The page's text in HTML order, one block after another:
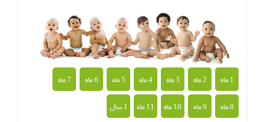
1 ماه 2 ماه 3 ماه 4 ماه 5 ماه 6 ماه
7 ماه
8 ماه
9 ماه 10 ماه 11 ماه 1 سال